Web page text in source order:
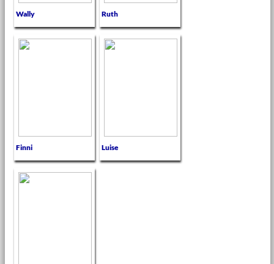
Wally Ruth
Finni Luise